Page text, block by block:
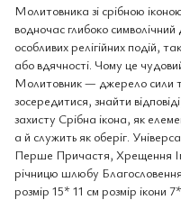
Молитовника зі срібною
водночас глибоко
особливих релігійних подій,
або вдячності. Чому це
Молитовник — джерело сили
зосередитися, знайти
захисту Срібна ікона, як
а й служить як оберіг.
Перше Причастя, Хрещення
річницю шлюбу
розмір 15* 11 см розмір ікони